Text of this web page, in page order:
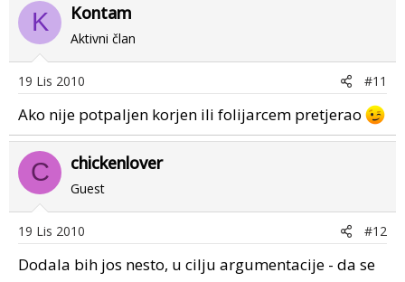
K Kontam
Aktivni član
19 Lis 2010 #11
Ako nije potpaljen korjen ili folijarcem pretjerao
C chickenlover
Guest
19 Lis 2010 #12
Dodala bih jos nesto, u cilju argumentacije - da se